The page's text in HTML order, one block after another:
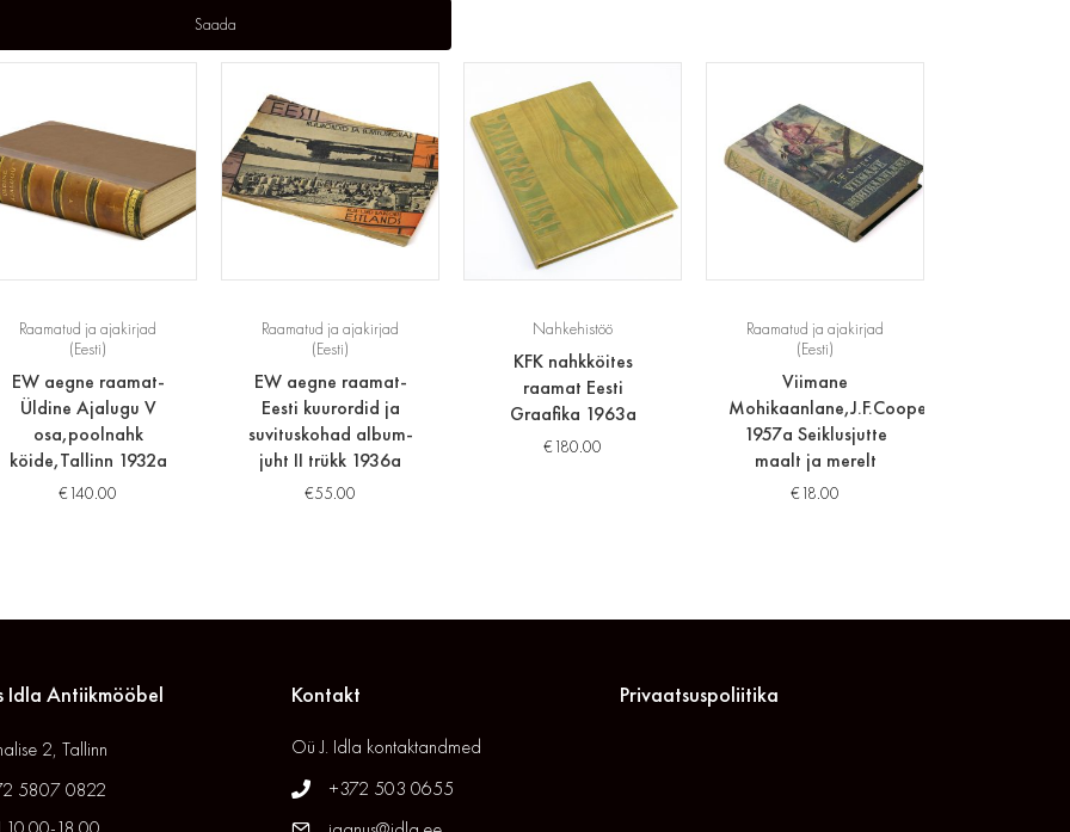
Raamatud ja ajakirjad
(Eesti)
EW aegne raamat-
Üldine Ajalugu V
osa,poolnahk
köide,Tallinn 1932a
€140.00
Raamatud ja ajakirjad
(Eesti)
EW aegne raamat-
Eesti kuurordid ja
suvituskohad album-
juht II trükk 1936a
€55.00
Nahkehistöö
KFK nahkköites
raamat Eesti
Graafika 1963a
€180.00
Raamatud ja ajakirjad
(Eesti)
Viimane
Mohikaanlane,J.F.Cooper
1957a Seiklusjutte
maalt ja merelt
€18.00
Idla Antiikmööbel
2, Tallinn
5807 0822
Kontakt
Oü J. Idla kontaktandmed
+372 503 0655
Privaatsuspoliitika